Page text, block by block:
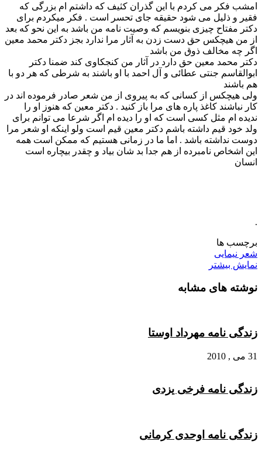
امشب فکر می کردم با این گذران کثیف که داشتم ام بزرگی که
فقیر و ذلیل می شود حقیقه جای تحسر است . فکر میکردم برای
دکتر مفتاح چیزی بنویسم که وصیت نامه من باشد به این نحو که بعد
از من هیچکس حق دست زدن به آثار مرا ندارد بجز دکتر محمد معین
اگر چه مخالف ذوق من باشد
دکتر محمد معین حق دارد در آثار من کنجکاوی کند ضمنا دکتر
ابوالقاسم جنتی عطائی و آل احمد با او باشند به شرطی که هر دو با
هم باشند
ولی هیچکس از کسانی که به پیروی از من شعر صادر فرموده اند در
کار نباشند کاغذ پاره های مرا باز کنید . دکتر معین که هنوز او را
ندیده ام مثل کسی است که او را دیده ام اگر شرعا می توانم برای
ولد خود قیم داشته باشم دکتر معین قیم است ولو اینکه او شعر مرا
دوست نداشته باشد . اما ما در زمانی هستیم که ممکن است همه
این اشخاص نامبرده از هم جدا بد شان بیاد و چقدر بیچاره است
انسان
.
برچسب ها
شعر نیمایی
نمایش بیشتر
نوشته های مشابه
زندگی نامه مهرداد اوستا
31 می , 2010
زندگی نامه فرخی یزدی
زندگی نامه اوحدی کرمانی